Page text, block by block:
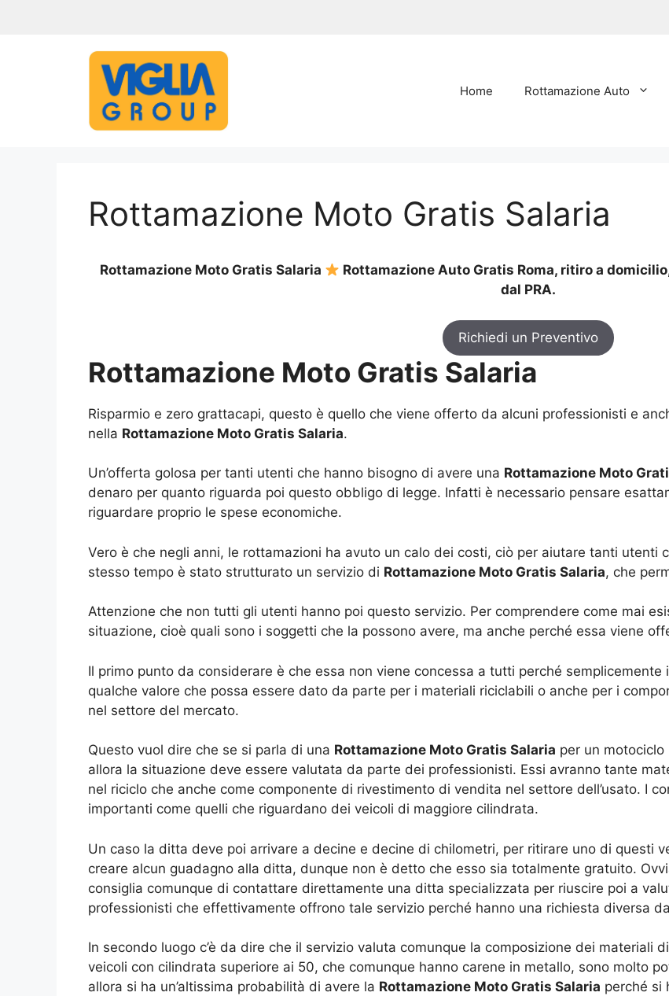
Home Rottamazione Auto
Rottamazione Moto Gratis Salaria
Rottamazione Moto Gratis Salaria
Rottamazione Auto Gratis Roma, ritiro a
dal PRA.
Richiedi un Preventivo
Rottamazione Moto Gratis Salaria
Risparmio e zero grattacapi, questo è quello che viene offerto da alcuni professionisti e
nella Rottamazione Moto Gratis Salaria.
Un’offerta golosa per tanti utenti che hanno bisogno di avere una Rottamazione Moto
denaro per quanto riguarda poi questo obbligo di legge. Infatti è necessario pensare
riguardare proprio le spese economiche.
Vero è che negli anni, le rottamazioni ha avuto un calo dei costi, ciò per aiutare tanti utenti
stesso tempo è stato strutturato un servizio di Rottamazione Moto Gratis Salaria, che
Attenzione che non tutti gli utenti hanno poi questo servizio. Per comprendere come mai
situazione, cioè quali sono i soggetti che la possono avere, ma anche perché essa viene
Il primo punto da considerare è che essa non viene concessa a tutti perché
qualche valore che possa essere dato da parte per i materiali riciclabili o anche per i
nel settore del mercato.
Questo vuol dire che se si parla di una Rottamazione Moto Gratis Salaria per un
allora la situazione deve essere valutata da parte dei professionisti. Essi avranno tante
nel riciclo che anche come componente di rivestimento di vendita nel settore dell’usato. I
importanti come quelli che riguardano dei veicoli di maggiore cilindrata.
Un caso la ditta deve poi arrivare a decine e decine di chilometri, per ritirare uno di questi
creare alcun guadagno alla ditta, dunque non è detto che esso sia totalmente gratuito.
consiglia comunque di contattare direttamente una ditta specializzata per riuscire poi a
professionisti che effettivamente offrono tale servizio perché hanno una richiesta diversa
In secondo luogo c’è da dire che il servizio valuta comunque la composizione dei materiali
veicoli con cilindrata superiore ai 50, che comunque hanno carene in metallo, sono molto
allora si ha un’altissima probabilità di avere la Rottamazione Moto Gratis Salaria perché si